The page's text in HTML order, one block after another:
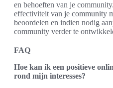
en behoeften van je
effectiviteit van je community
beoordelen en indien nodig
community verder te
FAQ
Hoe kan ik een positieve
rond mijn interesses?